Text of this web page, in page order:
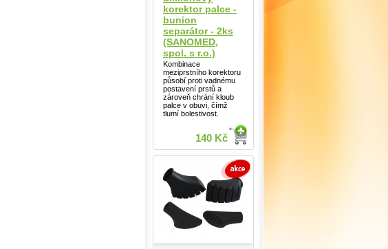
korektor palce -
bunion
separátor - 2ks
(SANOMED,
spol. s r.o.)
Kombinace
meziprstního korektoru
působí proti vadnému
postavení prstů a
zároveň chrání kloub
palce v obuvi, čímž
tlumí bolestivost.
140 Kč